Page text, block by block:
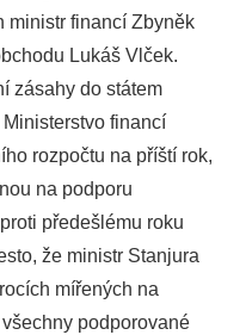
ministr financí Zbyněk
Lukáš Vlček.
zásahy do státem
financí
rozpočtu na příští rok,
na podporu
předešlému roku
že ministr Stanjura
mířených na
podporované